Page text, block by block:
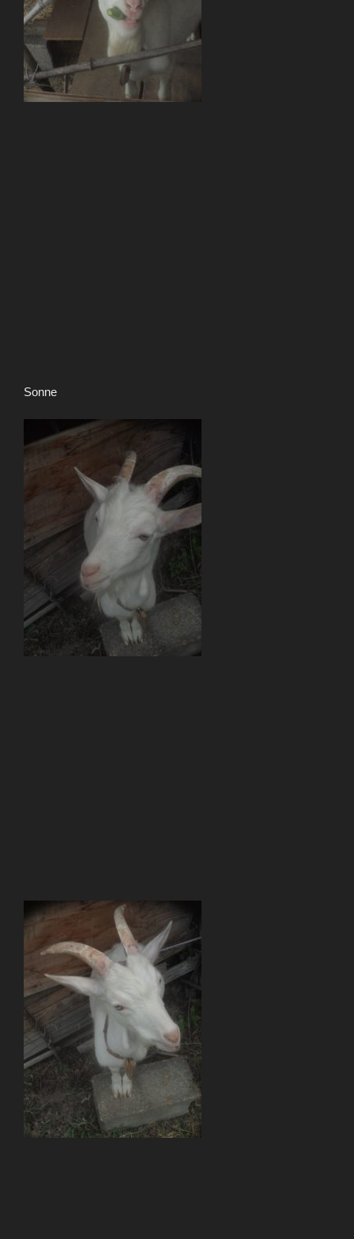
Sonne